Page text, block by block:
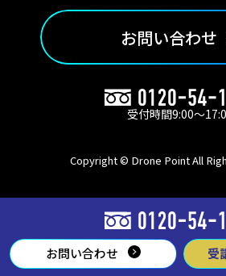
お問い合わせ
受付時間9:00〜
Copyright © Drone Point All
お問い合わせ 受